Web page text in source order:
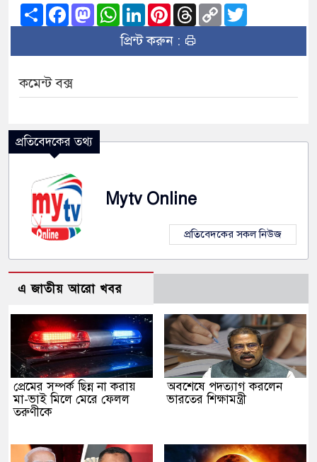
ShareFacebook
Mastodon
WhatsApp
LinkedInPinterest
Threads
Copy
Link
প্রিন্ট করুন :
কমেন্ট বক্স
প্রতিবেদকের তথ্য
Mytv Online
প্রতিবেদকের সকল নিউজ
এ জাতীয় আরো খবর
প্রেমের সম্পর্ক ছিন্ন না করায়
মা-ভাই মিলে মেরে ফেলল
তরুণীকে
অবশেষে পদত্যাগ করলেন
ভারতের শিক্ষামন্ত্রী